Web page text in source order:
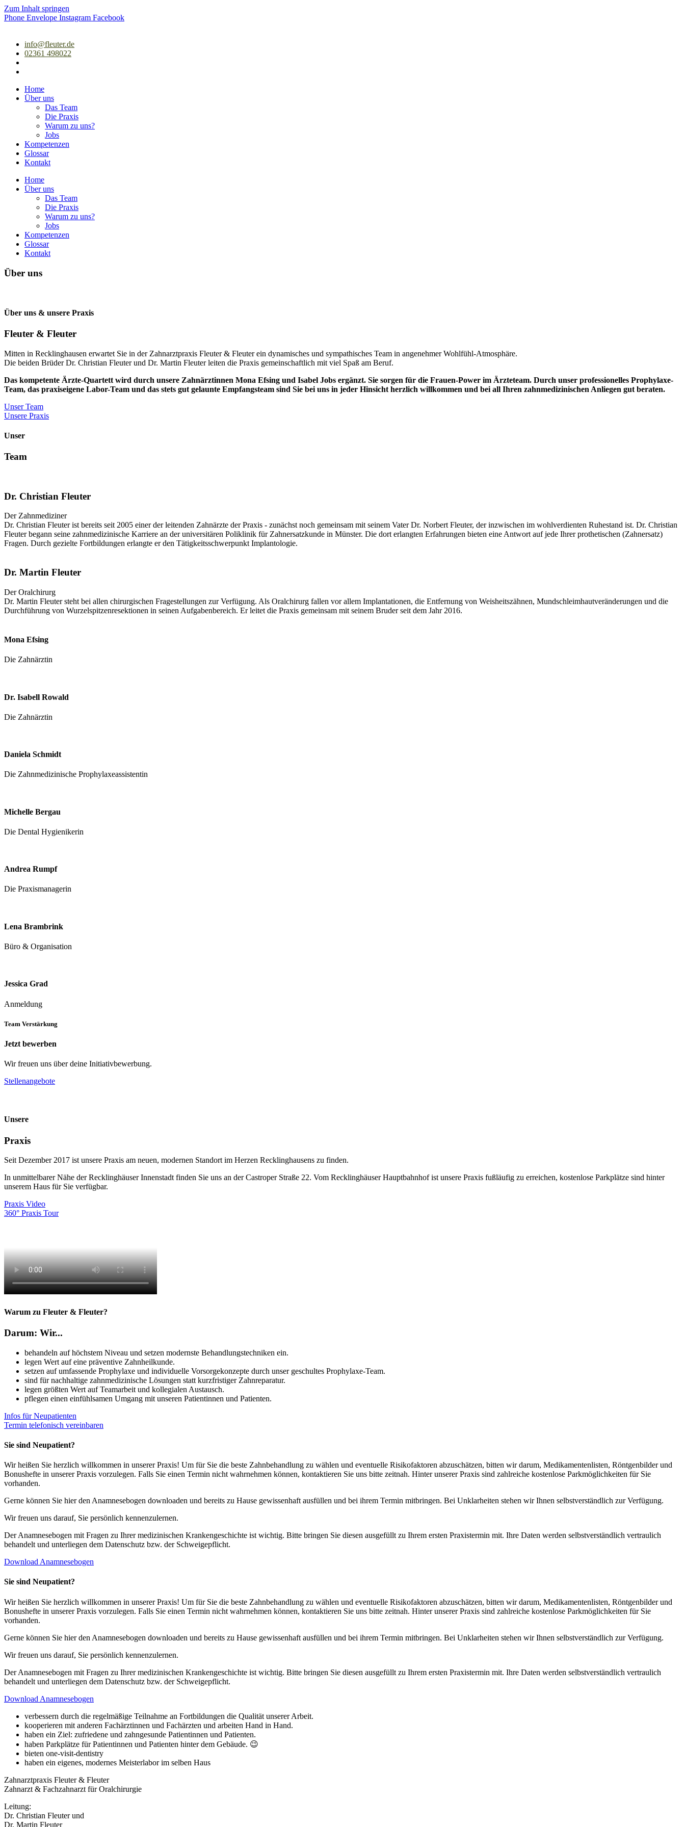
Zum Inhalt springen
Phone Envelope Instagram Facebook
info@fleuter.de
02361 498022
Home
Über uns
Das Team
Die Praxis
Warum zu uns?
Jobs
Kompetenzen
Glossar
Kontakt
Home
Über uns
Das Team
Die Praxis
Warum zu uns?
Jobs
Kompetenzen
Glossar
Kontakt
Über uns
Über uns & unsere Praxis
Fleuter & Fleuter
Mitten in Recklinghausen erwartet Sie in der Zahnarztpraxis Fleuter & Fleuter ein dynamisches und sympathisches Team in angenehmer Wohlfühl-Atmosphäre.
Die beiden Brüder Dr. Christian Fleuter und Dr. Martin Fleuter leiten die Praxis gemeinschaftlich mit viel Spaß am Beruf.
Das kompetente Ärzte-Quartett wird durch unsere Zahnärztinnen Mona Efsing und Isabel Jobs ergänzt. Sie sorgen für die Frauen-Power im Ärzteteam. Durch unser professionelles Prophylaxe-
Team, das praxiseigene Labor-Team und das stets gut gelaunte Empfangsteam sind Sie bei uns in jeder Hinsicht herzlich willkommen und bei all Ihren zahnmedizinischen Anliegen gut beraten.
Unser Team
Unsere Praxis
Unser
Team
Dr. Christian Fleuter
Der Zahnmediziner
Dr. Christian Fleuter ist bereits seit 2005 einer der leitenden Zahnärzte der Praxis - zunächst noch gemeinsam mit seinem Vater Dr. Norbert Fleuter, der inzwischen im wohlverdienten Ruhestand ist. Dr. Christian
Fleuter begann seine zahnmedizinische Karriere an der universitären Poliklinik für Zahnersatzkunde in Münster. Die dort erlangten Erfahrungen bieten eine Antwort auf jede Ihrer prothetischen (Zahnersatz)
Fragen. Durch gezielte Fortbildungen erlangte er den Tätigkeitsschwerpunkt Implantologie.
Dr. Martin Fleuter
Der Oralchirurg
Dr. Martin Fleuter steht bei allen chirurgischen Fragestellungen zur Verfügung. Als Oralchirurg fallen vor allem Implantationen, die Entfernung von Weisheitszähnen, Mundschleimhautveränderungen und die
Durchführung von Wurzelspitzenresektionen in seinen Aufgabenbereich. Er leitet die Praxis gemeinsam mit seinem Bruder seit dem Jahr 2016.
Mona Efsing
Die Zahnärztin
Dr. Isabell Rowald
Die Zahnärztin
Daniela Schmidt
Die Zahnmedizinische Prophylaxeassistentin
Michelle Bergau
Die Dental Hygienikerin
Andrea Rumpf
Die Praxismanagerin
Lena Brambrink
Büro & Organisation
Jessica Grad
Anmeldung
Team Verstärkung
Jetzt bewerben
Wir freuen uns über deine Initiativbewerbung.
Stellenangebote
Unsere
Praxis
Seit Dezember 2017 ist unsere Praxis am neuen, modernen Standort im Herzen Recklinghausens zu finden.
In unmittelbarer Nähe der Recklinghäuser Innenstadt finden Sie uns an der Castroper Straße 22. Vom Recklinghäuser Hauptbahnhof ist unsere Praxis fußläufig zu erreichen, kostenlose Parkplätze sind hinter
unserem Haus für Sie verfügbar.
Praxis Video
360° Praxis Tour
Warum zu Fleuter & Fleuter?
Darum: Wir...
behandeln auf höchstem Niveau und setzen modernste Behandlungstechniken ein.
legen Wert auf eine präventive Zahnheilkunde.
setzen auf umfassende Prophylaxe und individuelle Vorsorgekonzepte durch unser geschultes Prophylaxe-Team.
sind für nachhaltige zahnmedizinische Lösungen statt kurzfristiger Zahnreparatur.
legen größten Wert auf Teamarbeit und kollegialen Austausch.
pflegen einen einfühlsamen Umgang mit unseren Patientinnen und Patienten.
Infos für Neupatienten
Termin telefonisch vereinbaren
Sie sind Neupatient?
Wir heißen Sie herzlich willkommen in unserer Praxis! Um für Sie die beste Zahnbehandlung zu wählen und eventuelle Risikofaktoren abzuschätzen, bitten wir darum, Medikamentenlisten, Röntgenbilder und
Bonushefte in unserer Praxis vorzulegen. Falls Sie einen Termin nicht wahrnehmen können, kontaktieren Sie uns bitte zeitnah. Hinter unserer Praxis sind zahlreiche kostenlose Parkmöglichkeiten für Sie
vorhanden.
Gerne können Sie hier den Anamnesebogen downloaden und bereits zu Hause gewissenhaft ausfüllen und bei ihrem Termin mitbringen. Bei Unklarheiten stehen wir Ihnen selbstverständlich zur Verfügung.
Wir freuen uns darauf, Sie persönlich kennenzulernen.
Der Anamnesebogen mit Fragen zu Ihrer medizinischen Krankengeschichte ist wichtig. Bitte bringen Sie diesen ausgefüllt zu Ihrem ersten Praxistermin mit. Ihre Daten werden selbstverständlich vertraulich
behandelt und unterliegen dem Datenschutz bzw. der Schweigepflicht.
Download Anamnesebogen
Sie sind Neupatient?
Wir heißen Sie herzlich willkommen in unserer Praxis! Um für Sie die beste Zahnbehandlung zu wählen und eventuelle Risikofaktoren abzuschätzen, bitten wir darum, Medikamentenlisten, Röntgenbilder und
Bonushefte in unserer Praxis vorzulegen. Falls Sie einen Termin nicht wahrnehmen können, kontaktieren Sie uns bitte zeitnah. Hinter unserer Praxis sind zahlreiche kostenlose Parkmöglichkeiten für Sie
vorhanden.
Gerne können Sie hier den Anamnesebogen downloaden und bereits zu Hause gewissenhaft ausfüllen und bei ihrem Termin mitbringen. Bei Unklarheiten stehen wir Ihnen selbstverständlich zur Verfügung.
Wir freuen uns darauf, Sie persönlich kennenzulernen.
Der Anamnesebogen mit Fragen zu Ihrer medizinischen Krankengeschichte ist wichtig. Bitte bringen Sie diesen ausgefüllt zu Ihrem ersten Praxistermin mit. Ihre Daten werden selbstverständlich vertraulich
behandelt und unterliegen dem Datenschutz bzw. der Schweigepflicht.
Download Anamnesebogen
verbessern durch die regelmäßige Teilnahme an Fortbildungen die Qualität unserer Arbeit.
kooperieren mit anderen Fachärztinnen und Fachärzten und arbeiten Hand in Hand.
haben ein Ziel: zufriedene und zahngesunde Patientinnen und Patienten.
haben Parkplätze für Patientinnen und Patienten hinter dem Gebäude. 😉
bieten one-visit-dentistry
haben ein eigenes, modernes Meisterlabor im selben Haus
Zahnarztpraxis Fleuter & Fleuter
Zahnarzt & Fachzahnarzt für Oralchirurgie
Leitung:
Dr. Christian Fleuter und
Dr. Martin Fleuter